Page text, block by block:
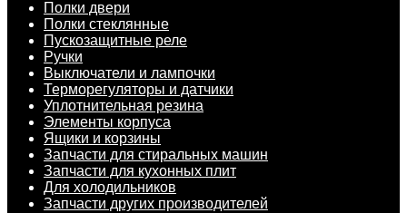
Полки двери
Полки стеклянные
Пускозащитные реле
Ручки
Выключатели и лампочки
Терморегуляторы и датчики
Уплотнительная резина
Элементы корпуса
Ящики и корзины
Запчасти для стиральных машин
Запчасти для кухонных плит
Для холодильников
Запчасти других производителей